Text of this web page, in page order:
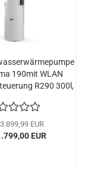
190mit WLAN
R290 300l,
Energy
EUR
EUR